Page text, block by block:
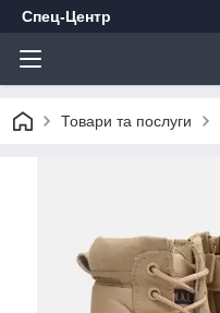
Спец-Центр
Товари та послуги